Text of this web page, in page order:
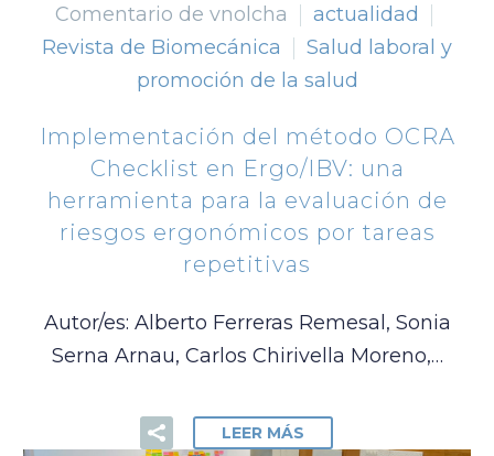
Comentario de vnolcha
actualidad
Revista de Biomecánica
Salud laboral y
promoción de la salud
Implementación del método OCRA
Checklist en Ergo/IBV: una
herramienta para la evaluación de
riesgos ergonómicos por tareas
repetitivas
Autor/es: Alberto Ferreras Remesal, Sonia
Serna Arnau, Carlos Chirivella Moreno,…
LEER MÁS